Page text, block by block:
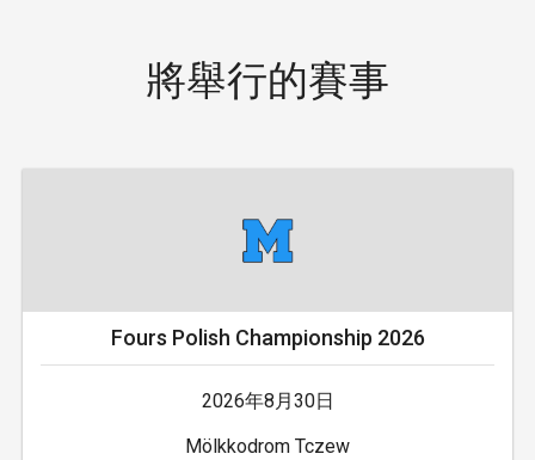
將舉行的賽事
Fours Polish Championship 2026
2026年8月30日
Mölkkodrom Tczew